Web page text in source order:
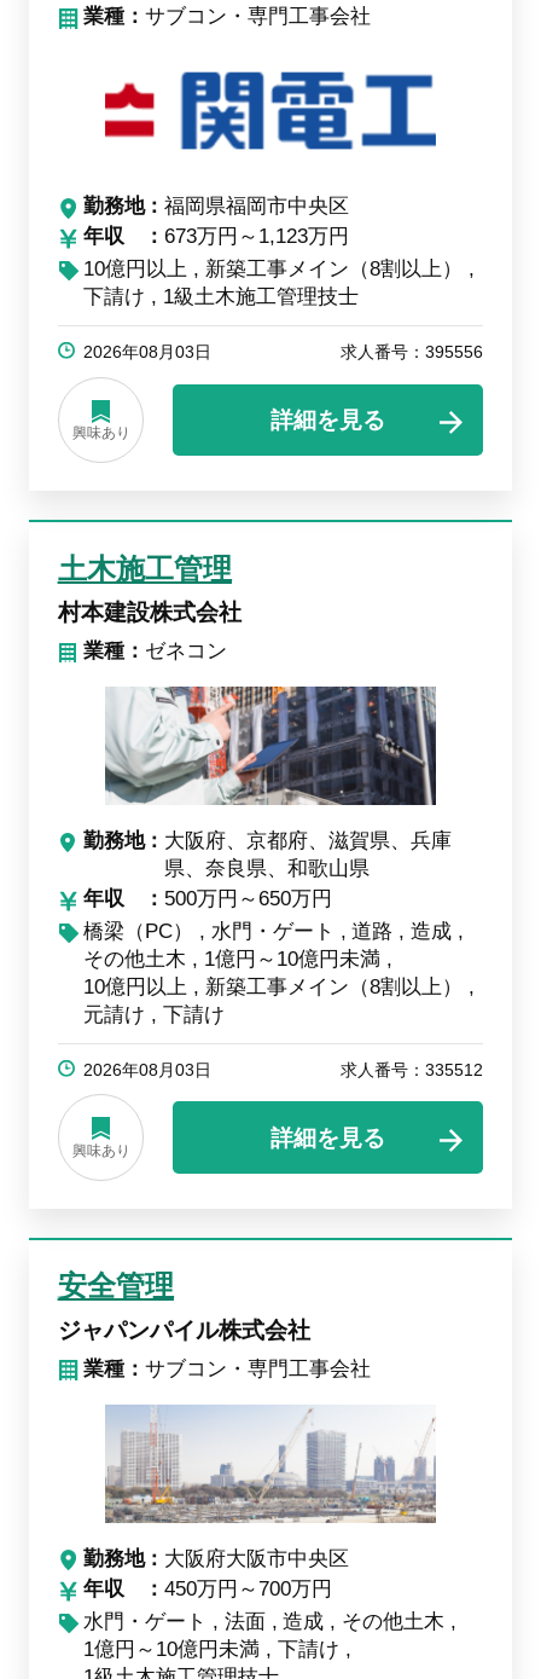
業種：サブコン・専門工事会社
勤務地
福岡県福岡市中央区
年収
673万円～1,123万円
10億円以上
新築工事メイン（8割以上）
下請け
1級土木施工管理技士
2026年08月03日 求人番号：395556
興味あり
詳細を見る
土木施工管理
村本建設株式会社
業種： ゼネコン
勤務地
大阪府、京都府、滋賀県、兵庫
県、奈良県、和歌山県
年収
500万円～650万円
橋梁（PC）
水門・ゲート 道路
造成
その他土木
1億円～10億円未満
10億円以上
新築工事メイン（8割以上）
元請け
下請け
2026年08月03日 求人番号：335512
興味あり
詳細を見る
安全管理
ジャパンパイル株式会社
業種：サブコン・専門工事会社
勤務地
大阪府大阪市中央区
年収
450万円～700万円
水門・ゲート
法面 造成
その他土木
1億円～10億円未満
下請け